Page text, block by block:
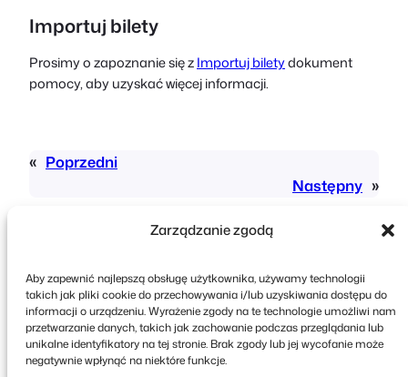
Zarządzanie zgodą
Aby zapewnić najlepszą obsługę użytkownika, używamy technologii
takich jak pliki cookie do przechowywania i/lub uzyskiwania dostępu do
informacji o urządzeniu. Wyrażenie zgody na te technologie umożliwi nam
przetwarzanie danych, takich jak zachowanie podczas przeglądania lub
unikalne identyfikatory na tej stronie. Brak zgody lub jej wycofanie może
negatywnie wpłynąć na niektóre funkcje.
Importuj bilety
Prosimy o zapoznanie się zImportuj biletydokument
pomocy, aby uzyskać więcej informacji.
« Poprzedni
Następny »
Copyright © 2026 FooEvents. Wszelkie prawa
zastrzeżone.